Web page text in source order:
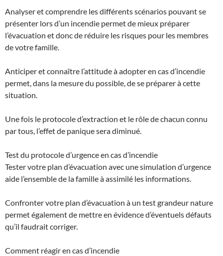
Analyser et comprendre les différents scénarios pouvant se
présenter lors d’un incendie permet de mieux préparer
l’évacuation et donc de réduire les risques pour les membres
de votre famille.
Anticiper et connaître l’attitude à adopter en cas d’incendie
permet, dans la mesure du possible, de se préparer à cette
situation.
Une fois le protocole d’extraction et le rôle de chacun connu
par tous, l’effet de panique sera diminué.
Test du protocole d’urgence en cas d’incendie
Tester votre plan d’évacuation avec une simulation d’urgence
aide l’ensemble de la famille à assimilé les informations.
Confronter votre plan d’évacuation à un test grandeur nature
permet également de mettre en évidence d’éventuels défauts
qu’il faudrait corriger.
Comment réagir en cas d’incendie